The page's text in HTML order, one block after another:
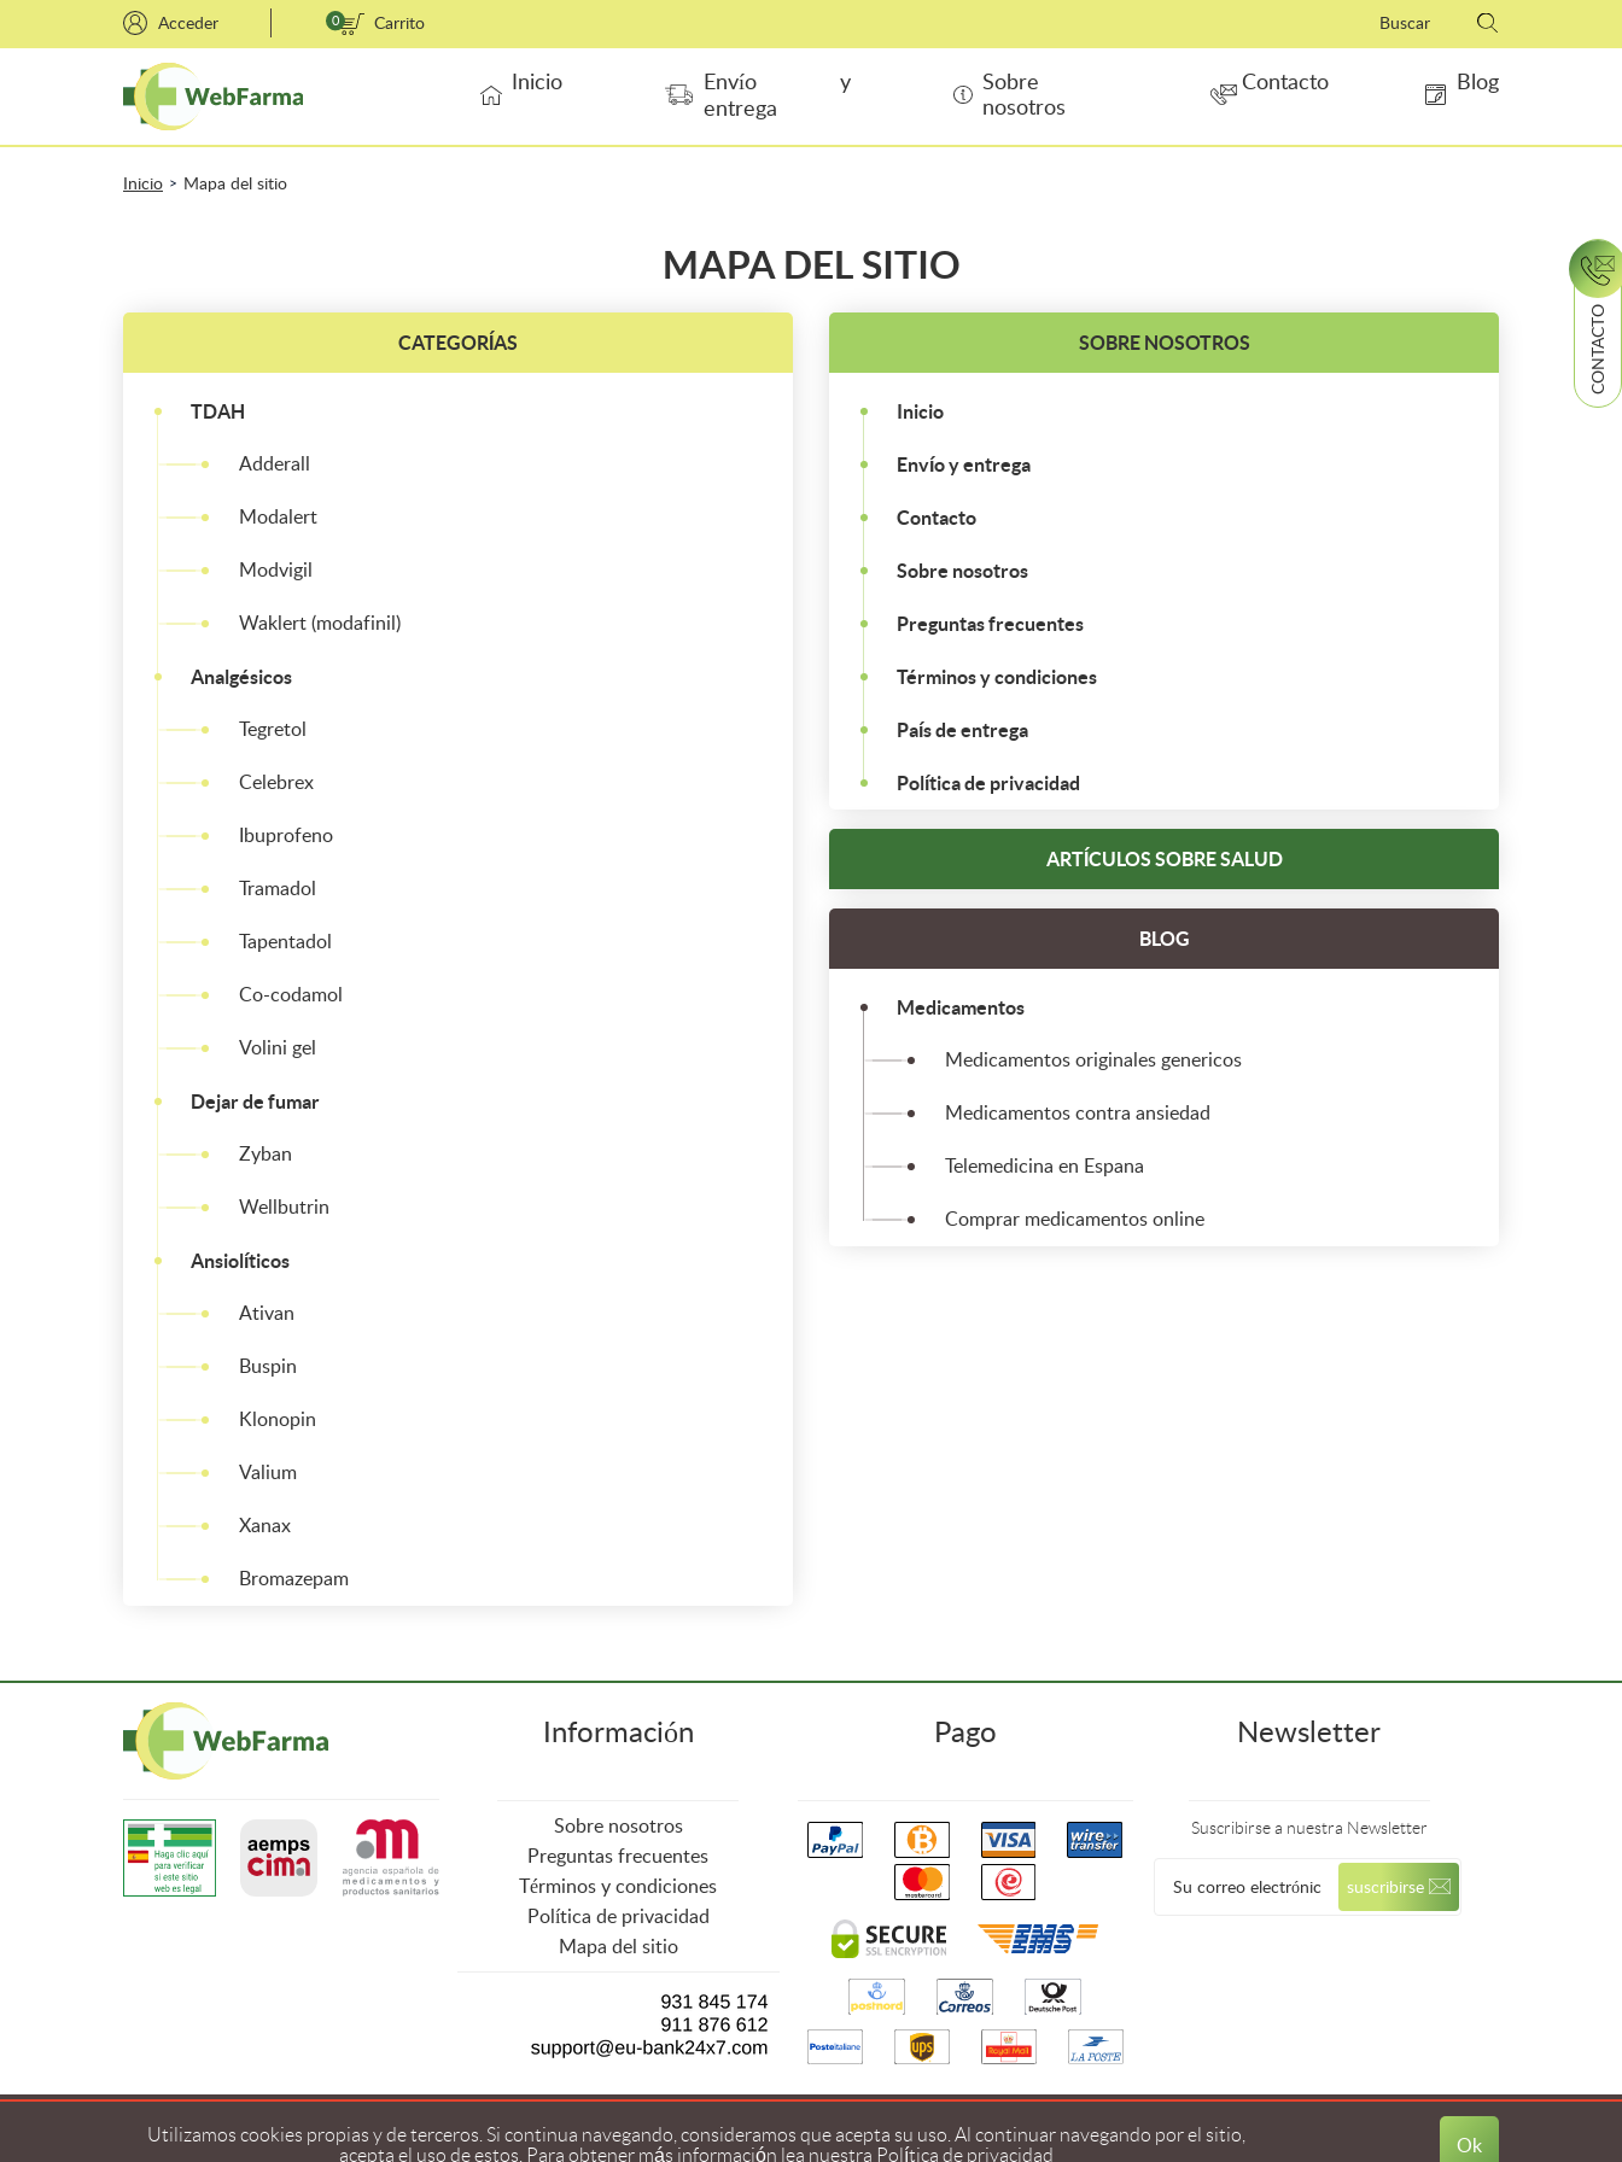
CONTACTO
Acceder 0 Carrito
Inicio
Envío y
entrega
Sobre
nosotros
Contacto Blog
Inicio > Mapa del sitio
MAPA DEL SITIO
CATEGORÍAS
TDAH
Adderall
Modalert
Modvigil
Waklert (modafinil)
Analgésicos
Tegretol
Celebrex
Ibuprofeno
Tramadol
Tapentadol
Co-codamol
Volini gel
Dejar de fumar
Zyban
Wellbutrin
Ansiolíticos
Ativan
Buspin
Klonopin
Valium
Xanax
Bromazepam
SOBRE NOSOTROS
Inicio
Envío y entrega
Contacto
Sobre nosotros
Preguntas frecuentes
Términos y condiciones
País de entrega
Política de privacidad
ARTÍCULOS SOBRE SALUD
BLOG
Medicamentos
Medicamentos originales genericos
Medicamentos contra ansiedad
Telemedicina en Espana
Comprar medicamentos online
Información
Sobre nosotros
Preguntas frecuentes
Términos y condiciones
Política de privacidad
Mapa del sitio
Pago Newsletter
Suscribirse a nuestra Newsletter
Utilizamos cookies propias y de terceros. Si continua navegando, consideramos que acepta su uso. Al continuar navegando por el sitio,
acepta el uso de estos. Para obtener más información lea nuestra Política de privacidad Ok